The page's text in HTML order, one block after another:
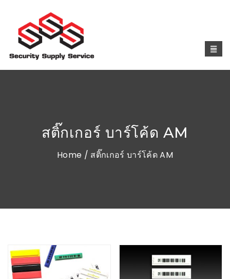
สติ๊กเกอร์ บาร์โค้ด AM
Home / สติ๊กเกอร์ บาร์โค้ด AM